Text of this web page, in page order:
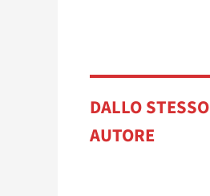
DALLO STESSO
AUTORE